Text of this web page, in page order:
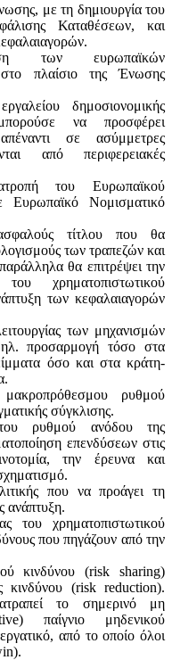
με τη δημιουργία του
Καταθέσεων, και
των ευρωπαϊκών
στο πλαίσιο της Ένωσης
δημοσιονομικής
να προσφέρει
σε ασύμμετρες
από περιφερειακές
του Ευρωπαϊκού
Ευρωπαϊκό Νομισματικό
τίτλου που θα
των τραπεζών και
θα επιτρέψει την
του χρηματοπιστωτικού
των κεφαλαιαγορών
των μηχανισμών
προσαρμογή τόσο στα
όσο και στα κράτη-
ρυθμού
σύγκλισης.
ρυθμού ανόδου της
επενδύσεων στις
την έρευνα και
που να προάγει τη
ανάπτυξη.
του χρηματοπιστωτικού
που πηγάζουν από την
κινδύνου (risk sharing)
κινδύνου (risk reduction).
το σημερινό μη
παίγνιο μηδενικού
από το οποίο όλοι
win).